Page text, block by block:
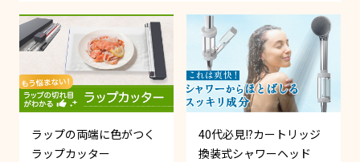
ラップの両端に色がつく
ラップカッター
40代必見!?カートリッジ
換装式シャワーヘッド